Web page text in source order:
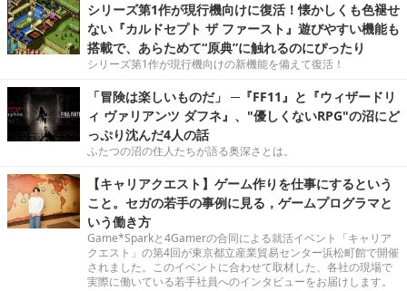
シリーズ第1作が現行機向けに復活！懐かしくも色褪せ
ない『カルドセプト ザ ファースト』遊びやすい機能も
搭載で、あらためて“原典”に触れるのにぴったり
シリーズ第1作が現行機向けの新機能を備えて復活！
「冒険は楽しいものだ」 ─『FF11』と『ウィザードリ
ィ ヴァリアンツ ダフネ』、"優しくないRPG"の沼にど
っぷり沈んだ4人の話
ふたつの沼の住人たちが語る奥深さとは。
【キャリアクエスト】ゲーム作りを仕事にするという
こと。セガの若手の事例に見る，ゲームプログラマと
いう働き方
Game*Sparkと4Gamerの合同による就活イベント「キャリア
クエスト」の第4回が東京都立産業貿易センター浜松町館で開催
されました。このイベントに合わせて取材した、各社の現場で
実際に働いている若手社員へのインタビューをお届けします。